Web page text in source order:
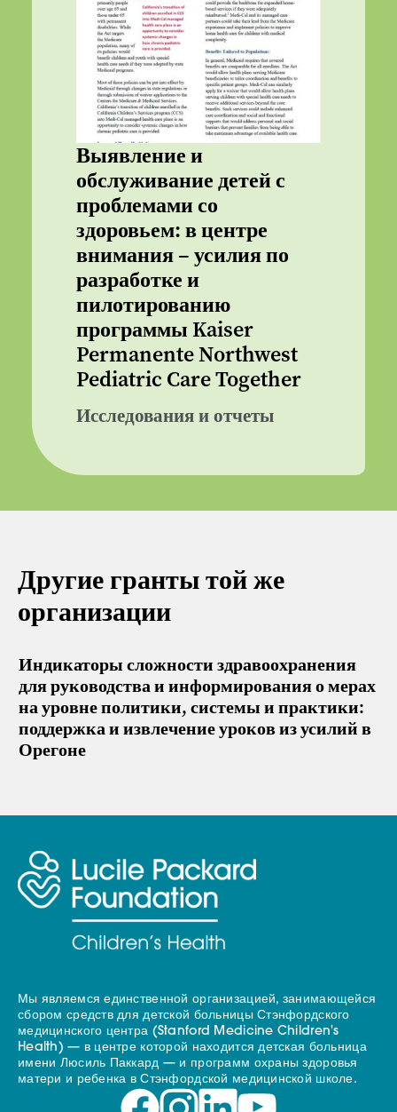
Выявление и
обслуживание детей с
проблемами со
здоровьем: в центре
внимания – усилия по
разработке и
пилотированию
программы Kaiser
Permanente Northwest
Pediatric Care Together
Исследования и отчеты
Другие гранты той же
организации
Индикаторы сложности здравоохранения
для руководства и информирования о мерах
на уровне политики, системы и практики:
поддержка и извлечение уроков из усилий в
Орегоне
Мы являемся единственной организацией, занимающейся
сбором средств для детской больницы Стэнфордского
медицинского центра (Stanford Medicine Children's
Health) — в центре которой находится детская больница
имени Люсиль Паккард — и программ охраны здоровья
матери и ребенка в Стэнфордской медицинской школе.